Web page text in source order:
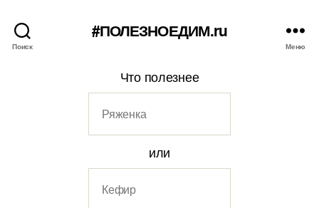
Поиск
#ПОЛЕЗНОЕДИМ.ru
Меню
Что полезнее
или